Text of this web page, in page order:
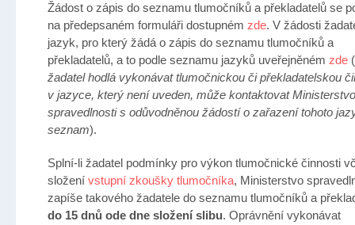
Žádost o zápis do seznamu tlumočníků a překladatelů se
na předepsaném formuláři dostupném zde. V žádosti
jazyk, pro který žádá o zápis do seznamu tlumočníků a
překladatelů, a to podle seznamu jazyků uveřejněném zde (
žadatel hodlá vykonávat tlumočnickou či překladatelskou
v jazyce, který není uveden, může kontaktovat Ministerstvo
spravedlnosti s odůvodněnou žádostí o zařazení tohoto
seznam).
Splní-li žadatel podmínky pro výkon tlumočnické činnosti
složení vstupní zkoušky tlumočníka, Ministerstvo
zapíše takového žadatele do seznamu tlumočníků a
do 15 dnů ode dne složení slibu. Oprávnění vykonávat